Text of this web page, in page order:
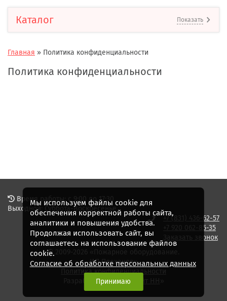
Каталог Показать
Главная » Политика конфиденциальности
Политика конфиденциальности
© 2009-2026 «Пожарное оборудование.
ИП Плеханов»
Политика конфиденциальности
Время работы: с 9:00 до 17:30
Выходной: Суббота-Воскресенье
+7 (831) 436-62-57
+7 920 062-85-35
Заказать звонок
Разработка сайта - «
Мы используем файлы cookie для
обеспечения корректной работы сайта,
аналитики и повышения удобства.
Продолжая использовать сайт, вы
соглашаетесь на использование файлов
cookie.
Согласие об обработке персональных данных
Принимаю